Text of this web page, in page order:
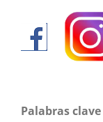
Palabras clave